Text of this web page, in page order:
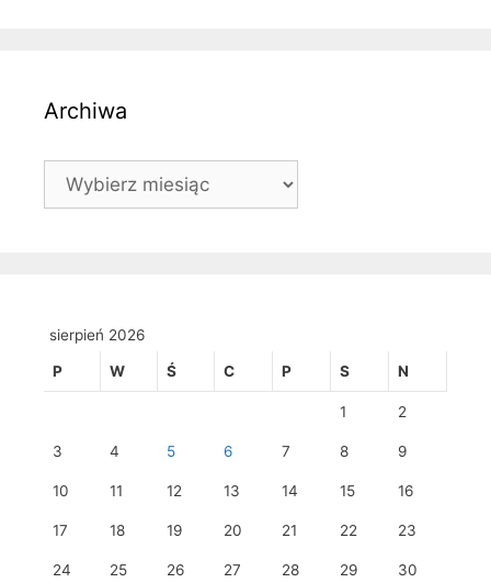
Archiwa
Archiwa
sierpień 2026
P W Ś C P S N
1 2
3 4 5 6 7 8 9
10 11 12 13 14 15 16
17 18 19 20 21 22 23
24 25 26 27 28 29 30